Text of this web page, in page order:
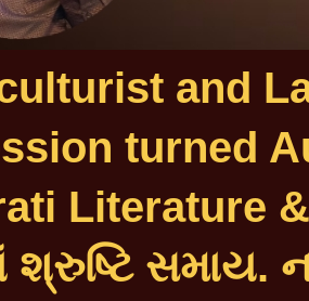
and
turned
Literature
શ્રુષ્ટિ